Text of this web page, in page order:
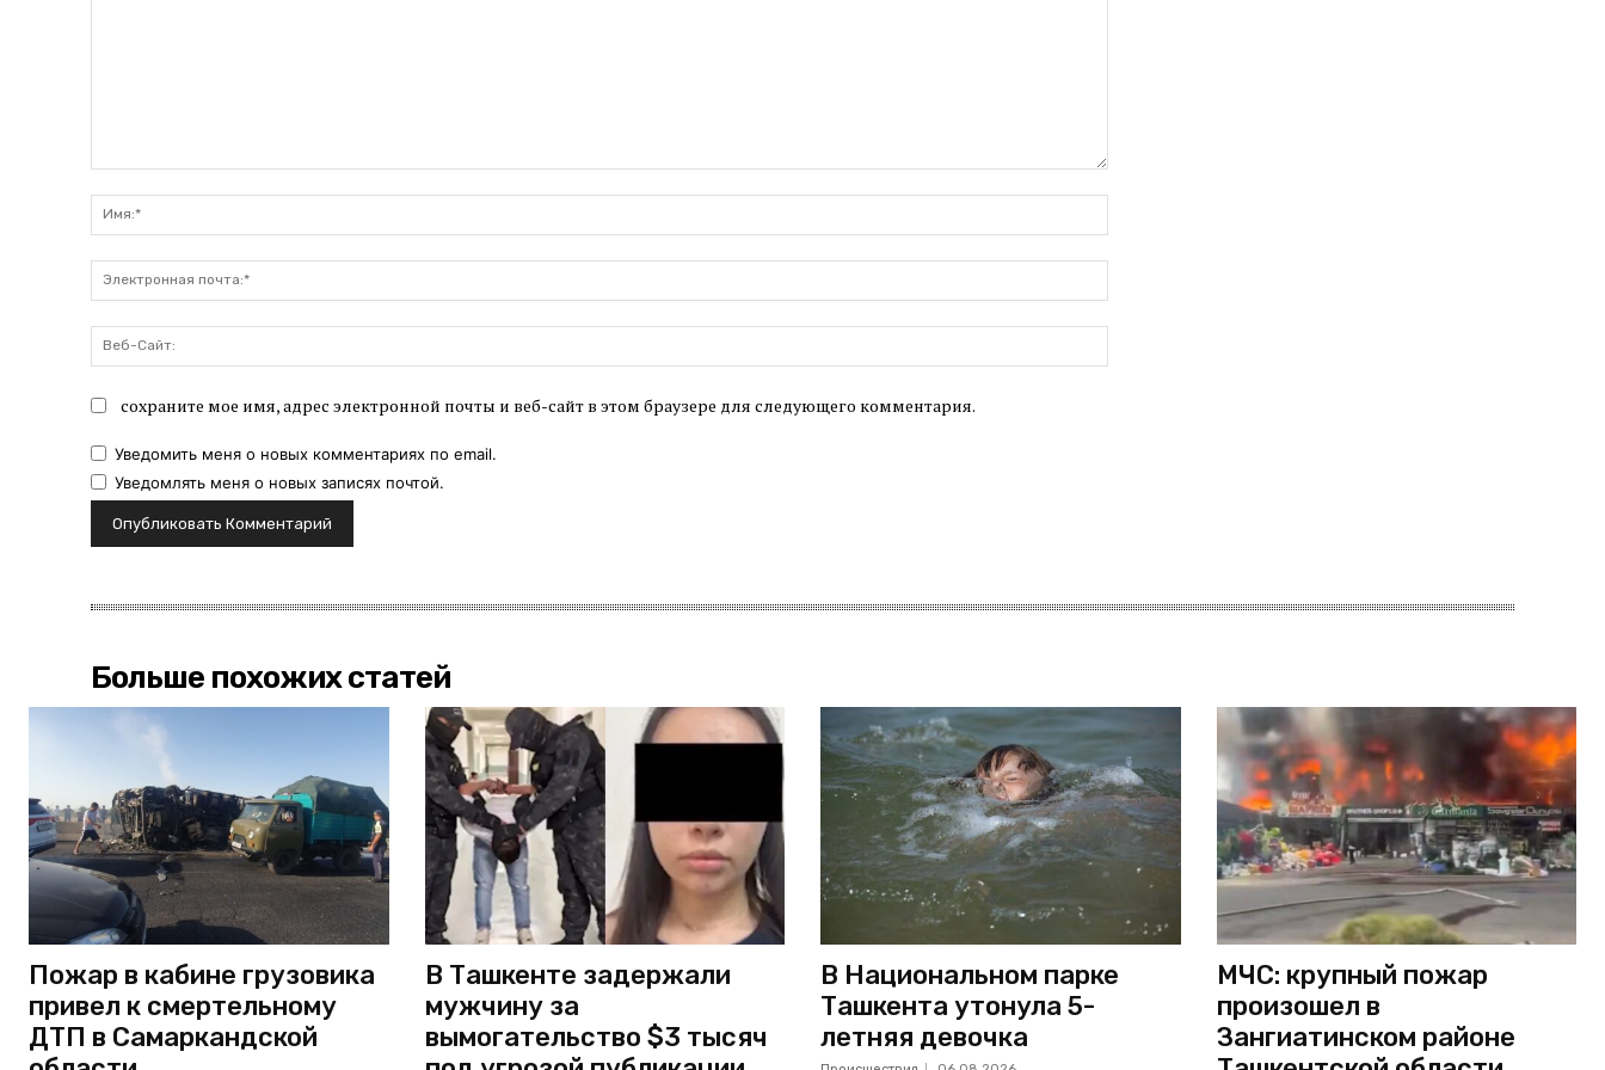
почта:*
Сайт:
сохраните мое имя, адрес электронной почты и веб-сайт в этом браузере для следующего комментария.
Уведомить меня о новых комментариях по email.
Уведомлять меня о новых записях почтой.
Больше похожих статей
Пожар в кабине грузовика
привел к смертельному
ДТП в Самаркандской
В Ташкенте задержали
мужчину за
вымогательство $3 тысяч
В Национальном парке
Ташкента утонула 5-
летняя девочка
МЧС: крупный пожар
произошел в
Зангиатинском районе